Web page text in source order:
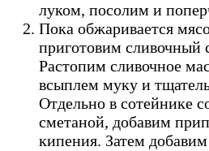
луком, посолим и
Пока обжаривается
приготовим сливочный
Растопим сливочное
всыплем муку и
Отдельно в сотейнике
сметаной, добавим
кипения. Затем